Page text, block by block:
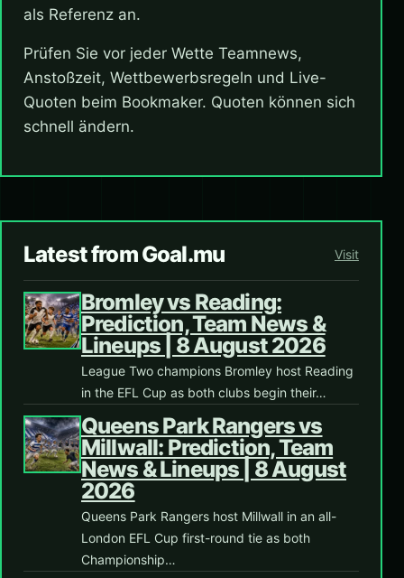
als Referenz an.
Prüfen Sie vor jeder Wette Teamnews,
Anstoßzeit, Wettbewerbsregeln und Live-
Quoten beim Bookmaker. Quoten können sich
schnell ändern.
Latest from Goal.mu Visit
Bromley vs Reading:
Prediction, Team News &
Lineups | 8 August 2026
League Two champions Bromley host Reading
in the EFL Cup as both clubs begin their…
Queens Park Rangers vs
Millwall: Prediction, Team
News & Lineups | 8 August
2026
Queens Park Rangers host Millwall in an all-
London EFL Cup first-round tie as both
Championship…